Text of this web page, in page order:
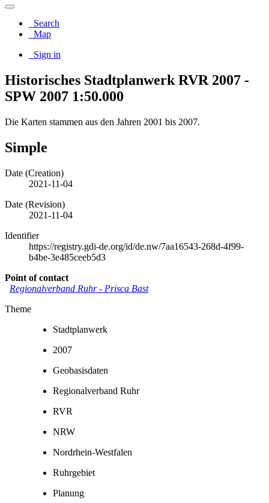
Search
Map
Sign in
Historisches Stadtplanwerk RVR 2007 -
SPW 2007 1:50.000
Die Karten stammen aus den Jahren 2001 bis 2007.
Simple
Date (Creation)
2021-11-04
Date (Revision)
2021-11-04
Identifier
https://registry.gdi-de.org/id/de.nw/7aa16543-268d-4f99-
b4be-3e485ceeb5d3
Point of contact
Regionalverband Ruhr- Prisca Bast
Theme
Stadtplanwerk
2007
Geobasisdaten
Regionalverband Ruhr
RVR
NRW
Nordrhein-Westfalen
Ruhrgebiet
Planung